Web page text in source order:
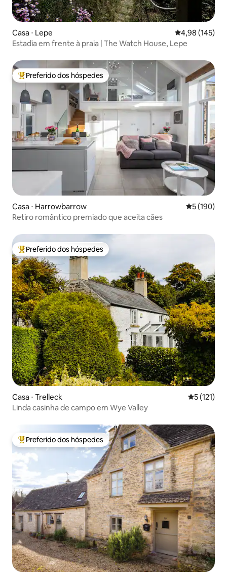
Casa ⋅ Lepe 4,98 de uma
4,98 (145)
Estadia em frente à praia | The Watch House, Lepe
Entre os melhores preferidos dos hóspedes
Preferido dos hóspedes
Casa ⋅ Harrowbarrow 5 de uma
5 (190)
Retiro romântico premiado que aceita cães
Entre os melhores preferidos dos hóspedes
Preferido dos hóspedes
Casa ⋅ Trelleck 5 de uma
5 (121)
Linda casinha de campo em Wye Valley
Entre os melhores preferidos dos hóspedes
Preferido dos hóspedes